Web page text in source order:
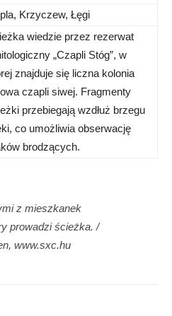
Krzyczew, Łęgi
wiedzie przez rezerwat
„Czapli Stóg”, w
znajduje się liczna kolonia
czapli siwej. Fragmenty
przebiegają wzdłuż brzegu
co umożliwia obserwację
brodzących.
z mieszkanek
prowadzi ścieżka. /
www.sxc.hu